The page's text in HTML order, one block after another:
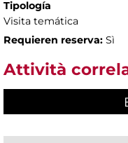
Tipología
Visita temática
Requieren reserva: Sì
Attività